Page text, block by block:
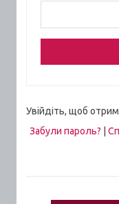
Увійдіть, щоб
Забули пароль?